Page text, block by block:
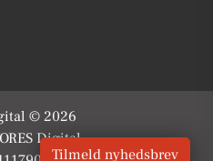
© 2026
Digital
Tilmeld nyhedsbrev